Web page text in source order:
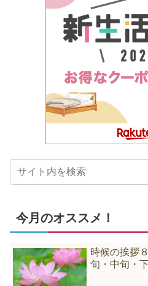
今月のオススメ！
時候の挨拶
旬・中旬・下